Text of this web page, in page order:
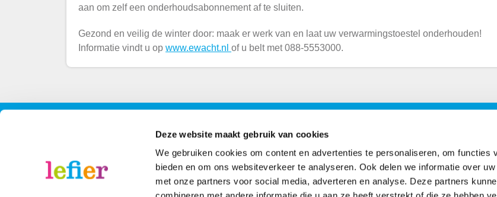
Deze website maakt gebruik van cookies
We gebruiken cookies om content en advertenties te personaliseren, om functies
bieden en om ons websiteverkeer te analyseren. Ook delen we informatie over
met onze partners voor social media, adverteren en analyse. Deze partners
aan om zelf een onderhoudsabonnement af te sluiten.
Gezond en veilig de winter door: maak er werk van en laat uw verwarmingstoestel onderhouden!
Informatie vindt u op www.ewacht.nl of u belt met 088-5553000.
Contactinformatie
088 - 203 3000
Stuur een bericht
Volg ons
Facebook
Instagram
Postbus 2102
7801 CC Emmen